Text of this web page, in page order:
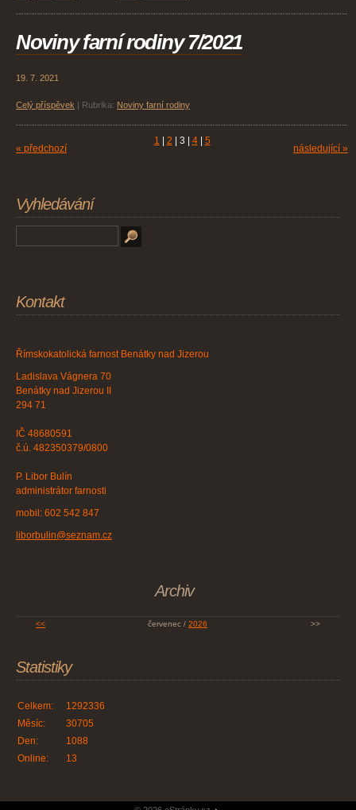
Noviny farní rodiny 7/2021
19. 7. 2021
Celý příspěvek Rubrika: Noviny farní rodiny
« předchozí
1 2 3 4 5
následující »
Vyhledávání
Kontakt
Římskokatolická farnost Benátky nad Jizerou
Ladislava Vágnera 70
Benátky nad Jizerou II
294 71
IČ 48680591
č.ú. 482350379/0800
P. Libor Bulín
administrátor farnosti
mobil: 602 542 847
liborbulin@seznam.cz
Archiv
<< červenec / 2026 >>
Statistiky
Online: 13
Celkem:
1292336
Měsíc:
30705
Den:
1088